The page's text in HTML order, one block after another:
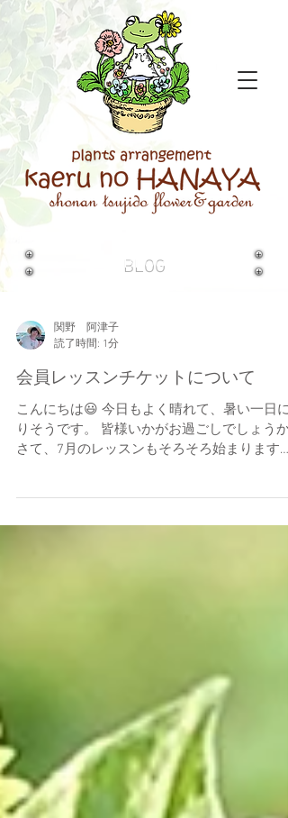
BLOG
関野 阿津子
読了時間: 1分
会員レッスンチケットについて
こんにちは😃 今日もよく晴れて、暑い一日に
りそうです。 皆様いかがお過ごしでしょうか
さて、7月のレッスンもそろそろ始まります
どうなるの...